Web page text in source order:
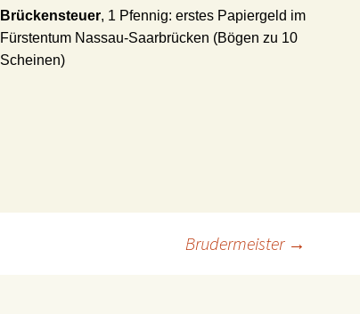
Brückensteuer, 1 Pfennig: erstes Papiergeld im
Fürstentum Nassau-Saarbrücken (Bögen zu 10
Scheinen)
Brudermeister →